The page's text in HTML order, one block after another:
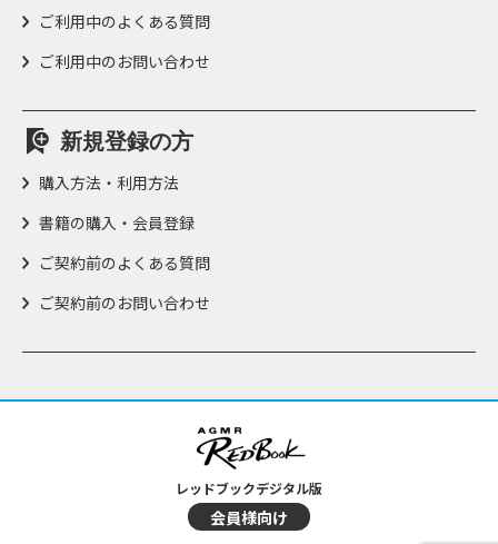
ご利用中のよくある質問
ご利用中のお問い合わせ
新規登録の方
購入方法・利用方法
書籍の購入・会員登録
ご契約前のよくある質問
ご契約前のお問い合わせ
レッドブックデジタル版
会員様向け